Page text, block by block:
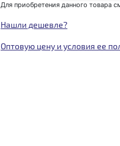
Для приобретения данного товара
Нашли дешевле?
Оптовую цену и условия ее